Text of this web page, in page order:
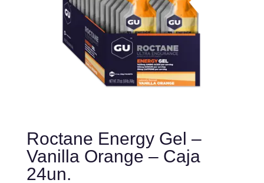
Roctane Energy Gel –
Vanilla Orange – Caja
24un.